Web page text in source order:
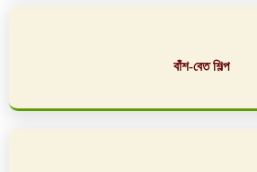
বাঁশ-বেত শিল্প